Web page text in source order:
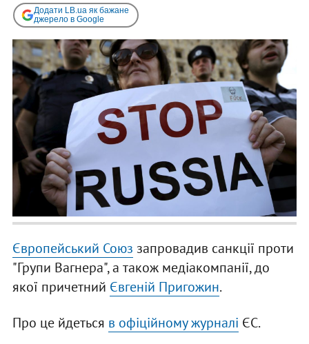
Додати LB.ua як бажане
джерело в Google
Європейський Союз запровадив санкції проти
"Групи Вагнера", а також медіакомпанії, до
якої причетний Євгеній Пригожин.
Про це йдеться в офіційному журналі ЄС.